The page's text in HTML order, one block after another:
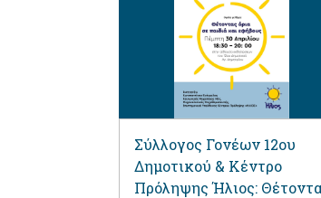
Σύλλογος Γονέων 12ου
Δημοτικού & Κέντρο
Πρόληψης Ήλιος: